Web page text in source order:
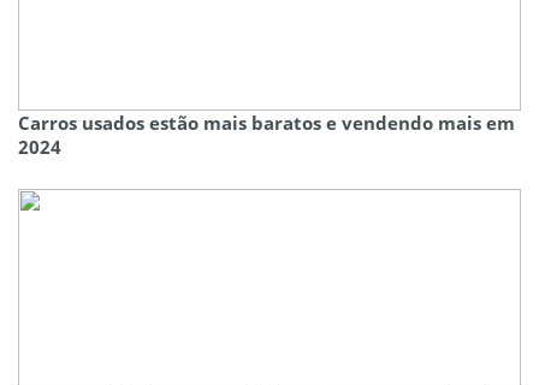
Carros usados estão mais baratos e vendendo mais em
2024